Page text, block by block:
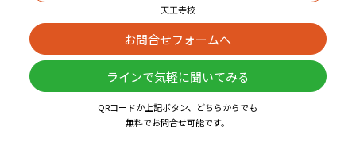
天王寺校
お問合せフォームへ
ラインで気軽に聞いてみる
QRコードか上記ボタン、どちらからでも
無料でお問合せ可能です。